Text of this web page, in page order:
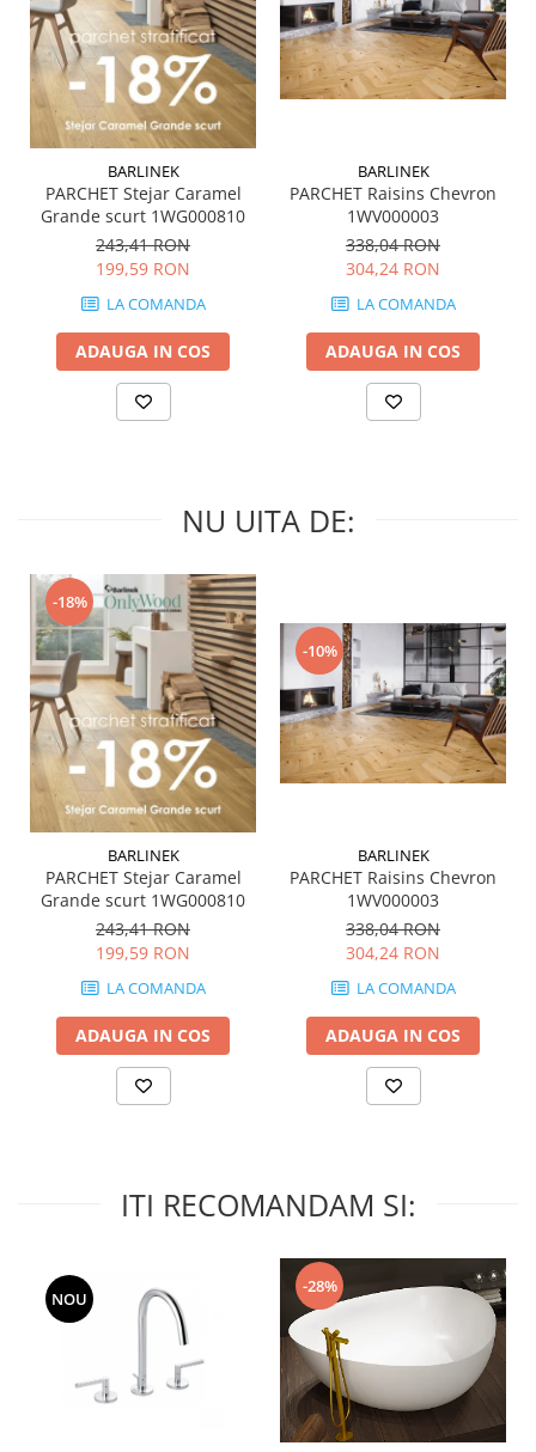
GRANDE RESIN LOOK
GRANDE METAL LOOK
GRANDE SOLID COLOR
THE TOP
MIRO
MONTECCHIO
MOOD
MORPHIC
NAVONA SOFT
NAVONA VEIN
NEREIDI
ONICE ALLURE
OXIDATIO
PADOUK
PARKER
RES-TERRAE
ROBUR
RUSHMORE
SELECT
SPARK
STATUARIO SUPERIORE
SUNSTONE
TAJ MAHAL
TIVOLI
TREASURES AND GEMS
UNICOLORS
VERDE ALPI
WALLART
WONDER
WOODBREAK
WOOD COLLECTION
MYSTONE SILVER ROOT
MYSTONE LIMESTONE
MYSTONE CEPPO DI GRE
BARLINEK
PARCHET Stejar Caramel
Grande scurt 1WG000810
243,41 RON
199,59 RON
LA COMANDA
ADAUGA IN COS
BARLINEK
PARCHET Raisins Chevron
1WV000003
338,04 RON
304,24 RON
LA COMANDA
ADAUGA IN COS
NU UITA DE:
-18%
BARLINEK
PARCHET Stejar Caramel
Grande scurt 1WG000810
243,41 RON
199,59 RON
LA COMANDA
ADAUGA IN COS
-10%
BARLINEK
PARCHET Raisins Chevron
1WV000003
338,04 RON
304,24 RON
LA COMANDA
ADAUGA IN COS
ITI RECOMANDAM SI:
NOU
-28%